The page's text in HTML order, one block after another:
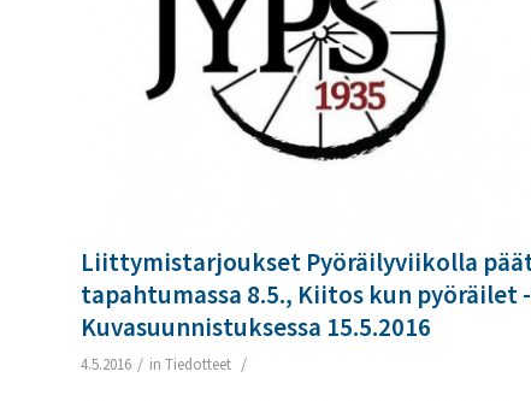
Liittymistarjoukset Pyöräilyviikolla
tapahtumassa 8.5., Kiitos kun pyöräilet
Kuvasuunnistuksessa 15.5.2016
4.5.2016 / in Tiedotteet /